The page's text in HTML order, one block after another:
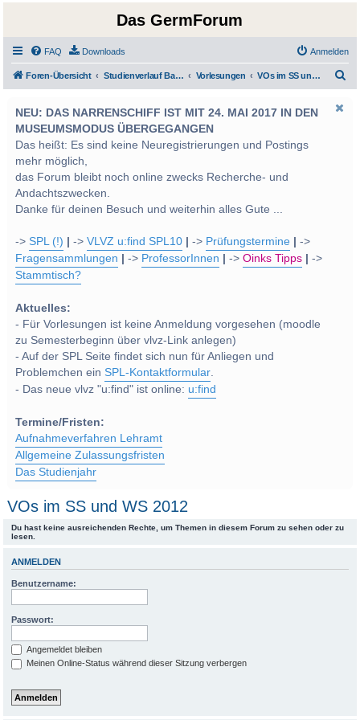
Das GermForum
FAQ Downloads Anmelden
Foren-Übersicht Studienverlauf Bachelor-/Masterstudien sowie UF Deutsch Vorlesungen VOs im SS und WS 2012
NEU: DAS NARRENSCHIFF IST MIT 24. MAI 2017 IN DEN
MUSEUMSMODUS ÜBERGEGANGEN
Das heißt: Es sind keine Neuregistrierungen und Postings
mehr möglich,
das Forum bleibt noch online zwecks Recherche- und
Andachtszwecken.
Danke für deinen Besuch und weiterhin alles Gute ...
->SPL (!) ->VLVZ u:find SPL10 -> Prüfungstermine
->
Fragensammlungen
-> ProfessorInnen ->Oinks Tipps
->
Stammtisch?
Aktuelles:
- Für Vorlesungen ist keine Anmeldung vorgesehen (moodle
zu Semesterbeginn über vlvz-Link anlegen)
- Auf der SPL Seite findet sich nun für Anliegen und
Problemchen einSPL-Kontaktformular.
- Das neue vlvz "u:find" ist online: u:find
Termine/Fristen:
Aufnahmeverfahren Lehramt
Allgemeine Zulassungsfristen
Das Studienjahr
VOs im SS und WS 2012
Du hast keine ausreichenden Rechte, um Themen in diesem Forum zu sehen oder zu
lesen.
ANMELDEN
Benutzername:
Passwort:
Angemeldet bleiben
Meinen Online-Status während dieser Sitzung verbergen